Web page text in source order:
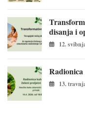
disanja i
12.
13.